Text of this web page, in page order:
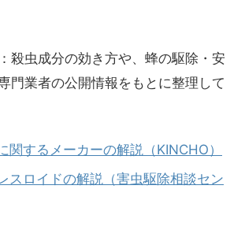
殺虫成分の効き方や、蜂の駆除・安
門業者の公開情報をもとに整理して
関するメーカーの解説（KINCHO）
スロイドの解説（害虫駆除相談セン